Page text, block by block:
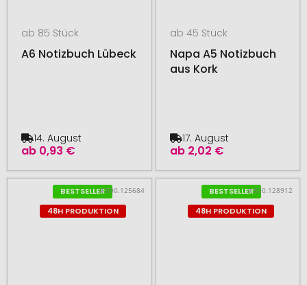
ab 85 Stück
A6 Notizbuch Lübeck
ab 0,93 €
14. August
ab 45 Stück
Napa A5 Notizbuch
aus Kork
ab 2,02 €
17. August
BESTSELLER
48H PRODUKTION
# 500.125684
BESTSELLER
48H PRODUKTION
# 500.128912